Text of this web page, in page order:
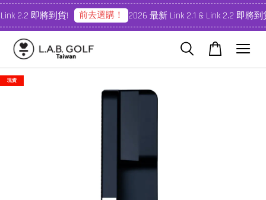
2.2 即將到貨! 前去選購！ 2026 最新 Link 2.1 & Link 2.2 即將到
現貨